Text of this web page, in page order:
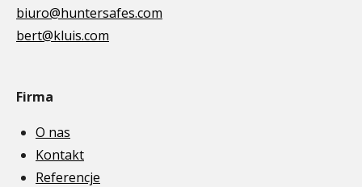
biuro@huntersafes.com
bert@kluis.com
Firma
O nas
Kontakt
Referencje